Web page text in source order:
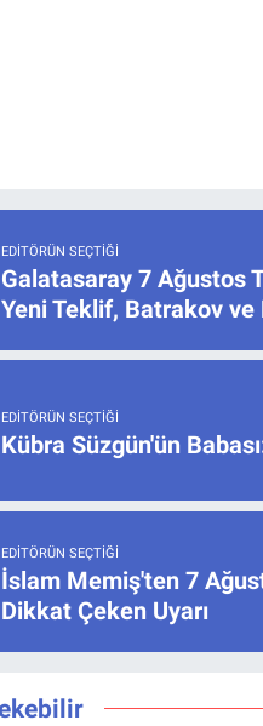
EDITÖRÜN SEÇTIĞI
Galatasaray 7 Ağustos
Yeni Teklif, Batrakov ve
EDITÖRÜN SEÇTIĞI
Kübra Süzgün'ün
EDITÖRÜN SEÇTIĞI
İslam Memiş'ten 7
Dikkat Çeken Uyarı